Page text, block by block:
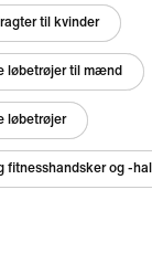
til kvinder
løbetrøjer til mænd
løbetrøjer
fitnesshandsker og -